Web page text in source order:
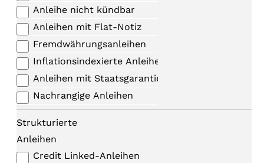
Anleihe nicht kündbar
Anleihen mit Flat-Notiz
Fremdwährungsanleihen
Inflationsindexierte Anleihen
Anleihen mit Staatsgarantie
Nachrangige Anleihen
Strukturierte
Anleihen
Credit Linked-Anleihen